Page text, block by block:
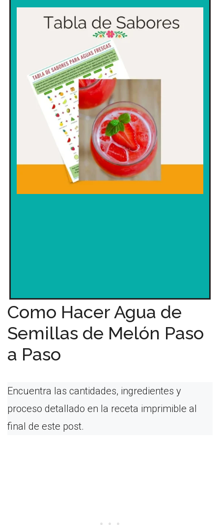
Como Hacer Agua de
Semillas de Melón Paso
a Paso
Encuentra las cantidades, ingredientes y
proceso detallado en la receta imprimible al
final de este post.